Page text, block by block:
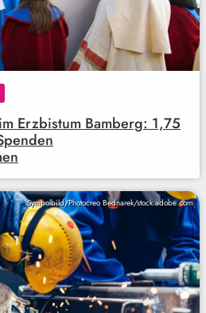
Erzbistum Bamberg: 1,75
Symbolbild/Photocreo Bednarek/stock.adobe.com